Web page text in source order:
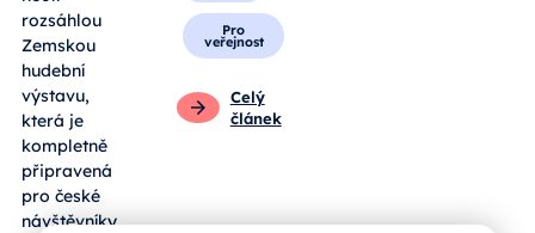
rozsáhlou
Zemskou
hudební
výstavu,
která je
kompletně
připravená
pro české
návštěvníky.
Pro
veřejnost
Celý
článek